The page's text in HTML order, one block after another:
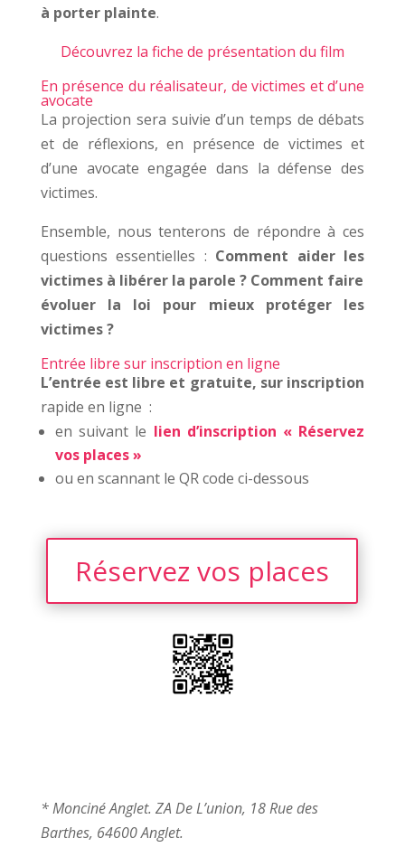
à porter plainte.
Découvrez la fiche de présentation du film
En présence du réalisateur, de victimes et d’une
avocate
La projection sera suivie d’un temps de débats
et de réflexions, en présence de victimes et
d’une avocate engagée dans la défense des
victimes.
Ensemble, nous tenterons de répondre à ces
questions essentielles : Comment aider les
victimes à libérer la parole ? Comment faire
évoluer la loi pour mieux protéger les
victimes ?
Entrée libre sur inscription en ligne
L’entrée est libre et gratuite, sur inscription
rapide en ligne :
en suivant le lien d’inscription « Réservez
vos places »
ou en scannant le QR code ci-dessous
Réservez vos places
* Monciné Anglet. ZA De L’union, 18 Rue des
Barthes, 64600 Anglet.